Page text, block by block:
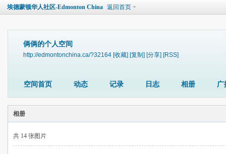
埃德蒙顿华人社区-Edmonton China 返回首页
俩俩的个人空间
http://edmontonchina.ca/?32164 [收藏] [复制] [分享] [RSS]
空间首页 动态 记录 日志 相册 广
相册
共 14 张图片